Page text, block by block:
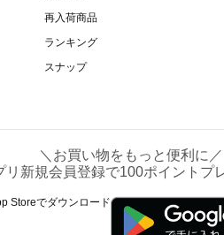
再入荷商品
ランキング
スナップ
＼お買い物をもっと便利に／
リ新規会員登録で100ポイントプ